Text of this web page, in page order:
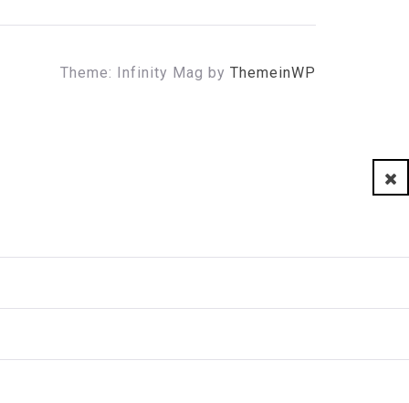
Theme: Infinity Mag by ThemeinWP